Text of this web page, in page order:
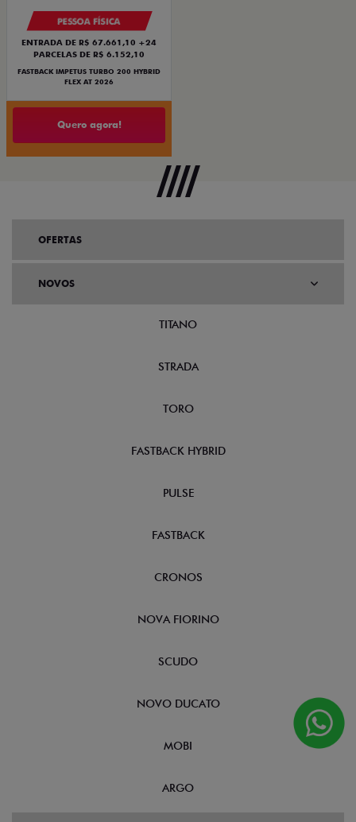
PESSOA FÍSICA
ENTRADA DE R$ 67.661,10 +24
PARCELAS DE R$ 6.152,10
FASTBACK IMPETUS TURBO 200 HYBRID
FLEX AT 2026
Quero agora!
OFERTAS
NOVOS
TITANO
STRADA
TORO
FASTBACK HYBRID
PULSE
FASTBACK
CRONOS
NOVA FIORINO
SCUDO
NOVO DUCATO
MOBI
ARGO